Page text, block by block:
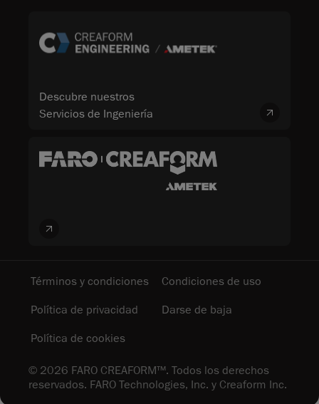
Descubre nuestros
Servicios de Ingeniería
© 2026 FARO CREAFORM™. Todos los derechos
reservados. FARO Technologies, Inc. y Creaform Inc.
Términos y condiciones
Condiciones de uso
Política de privacidad
Darse de baja
Política de cookies